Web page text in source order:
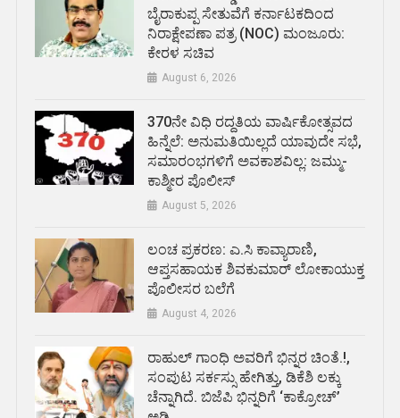
ಬೈರಾಕುಪ್ಪ ಸೇತುವೆಗೆ ಕರ್ನಾಟಕದಿಂದ
ನಿರಾಕ್ಷೇಪಣಾ ಪತ್ರ (NOC) ಮಂಜೂರು:
ಕೇರಳ ಸಚಿವ
August 6, 2026
370ನೇ ವಿಧಿ ರದ್ದತಿಯ ವಾರ್ಷಿಕೋತ್ಸವದ
ಹಿನ್ನೆಲೆ: ಅನುಮತಿಯಿಲ್ಲದೆ ಯಾವುದೇ ಸಭೆ,
ಸಮಾರಂಭಗಳಿಗೆ ಅವಕಾಶವಿಲ್ಲ: ಜಮ್ಮು-
ಕಾಶ್ಮೀರ ಪೊಲೀಸ್
August 5, 2026
ಲಂಚ ಪ್ರಕರಣ: ಎ.ಸಿ ಕಾವ್ಯಾರಾಣಿ,
ಆಪ್ತಸಹಾಯಕ ಶಿವಕುಮಾರ್‌ ಲೋಕಾಯುಕ್ತ
ಪೊಲೀಸರ ಬಲೆಗೆ
August 4, 2026
ರಾಹುಲ್ ಗಾಂಧಿ ಅವರಿಗೆ ಭಿನ್ನರ ಚಿಂತೆ.!,
ಸಂಪುಟ ಸರ್ಕಸ್ಸು ಹೇಗಿತ್ತು, ಡಿಕೆಶಿ ಲಕ್ಕು
ಚೆನ್ನಾಗಿದೆ. ಬಿಜೆಪಿ ಭಿನ್ನರಿಗೆ ‘ಕಾಕ್ರೋಚ್’